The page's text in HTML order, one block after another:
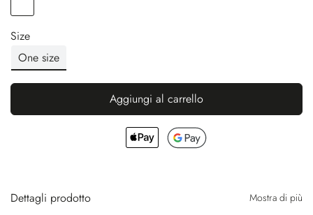
Size
One size
Aggiungi al carrello
Dettagli prodotto Mostra di più